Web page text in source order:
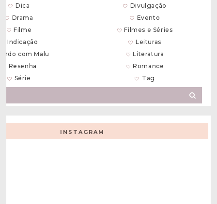
Dica
Divulgação
Drama
Evento
Filme
Filmes e Séries
Indicação
Leituras
com Malu
Literatura
Resenha
Romance
Série
Tag
INSTAGRAM